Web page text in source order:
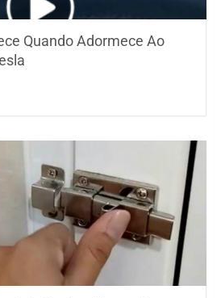
Quando Adormece Ao